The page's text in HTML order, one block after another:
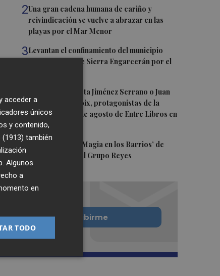
2Una gran cadena humana de cariño y
reivindicación se vuelve a abrazar en las
playas por el Mar Menor
3Levantan el confinamiento del municipio
castellonense de Sierra Engarcerán por el
Juan Tallón, Marta Jiménez Serrano o Juan
Evaristo Valls Boix, protagonistas de la
programación de agosto de Entre Libros en
Benicàssim
5
Los talleres de ‘Magia en los Barrios’ de
Castelló llegan al Grupo Reyes
Quiero suscribirme
acceder a
únicos
y contenido,
también
Algunos
a
en
TODO